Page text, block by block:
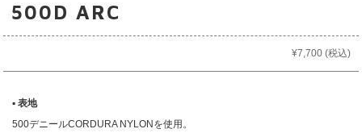
500D ARC
¥7,700(税込)
▪︎ 表地
500デニールCORDURA NYLONを使用。